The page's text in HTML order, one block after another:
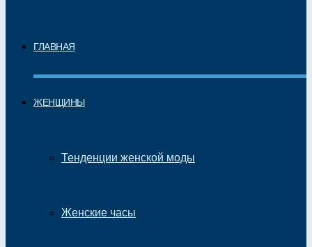
ГЛАВНАЯ
ЖЕНЩИНЫ
Тенденции женской моды
Женские часы